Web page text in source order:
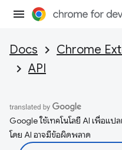
Docs Chrome
API
Google ใช้เทคโนโลยี AI เพื่อแป
โดย AI อาจมีข้อผิดพลาด